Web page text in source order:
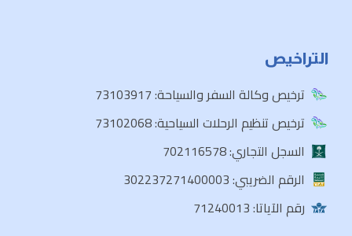
📆 23 – 28 يناير 2026
Load More
التراخيص
ترخيص وكالة السفر والسياحة: 73103917
ترخيص تنظيم الرحلات السياحية: 73102068
السجل التجاري: 702116578
الرقم الضريبي: 302237271400003
رقم الآياتا: 71240013